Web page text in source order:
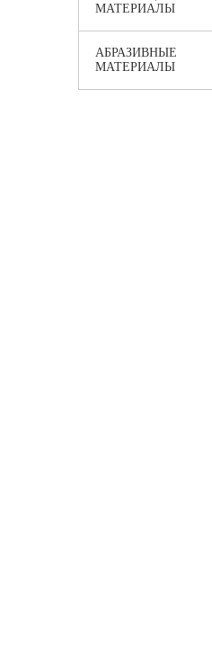
МАТЕРИАЛЫ
АБРАЗИВНЫЕ
МАТЕРИАЛЫ